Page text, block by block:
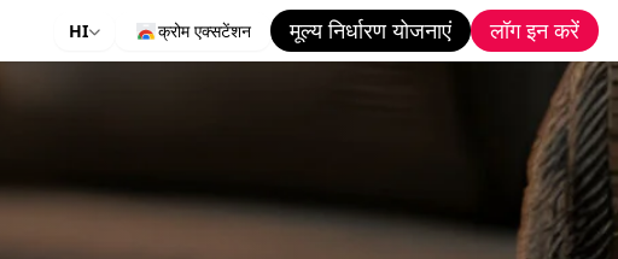
HI क्रोम एक्सटेंशन मूल्य निर्धारण योजनाएं लॉग इन करें